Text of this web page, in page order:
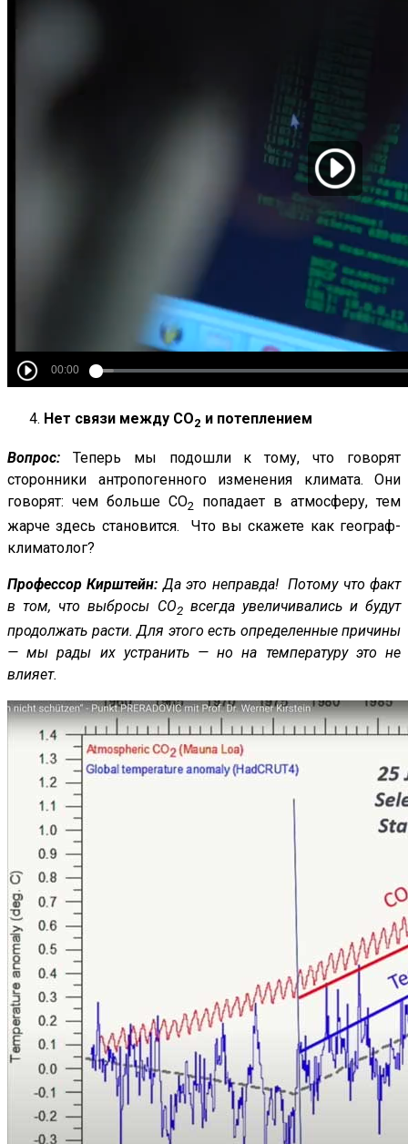
Нет связи между CO2 и потеплением
Вопрос: Теперь мы подошли к тому, что говорят
сторонники антропогенного изменения климата. Они
говорят: чем больше CO2
попадает в атмосферу, тем
жарче здесь становится. Что вы скажете как географ-
климатолог?
Профессор Кирштейн: Да это неправда! Потому что факт
в том, что выбросы CO2всегда увеличивались и будут
продолжать расти. Для этого есть определенные причины
— мы рады их устранить — но на температуру это не
влияет.